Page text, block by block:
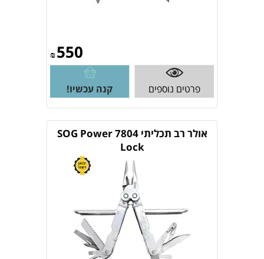
₪550
פרטים נוספים קנה עכשיו!
אולר רב תכליתי 7804 SOG Power
Lock